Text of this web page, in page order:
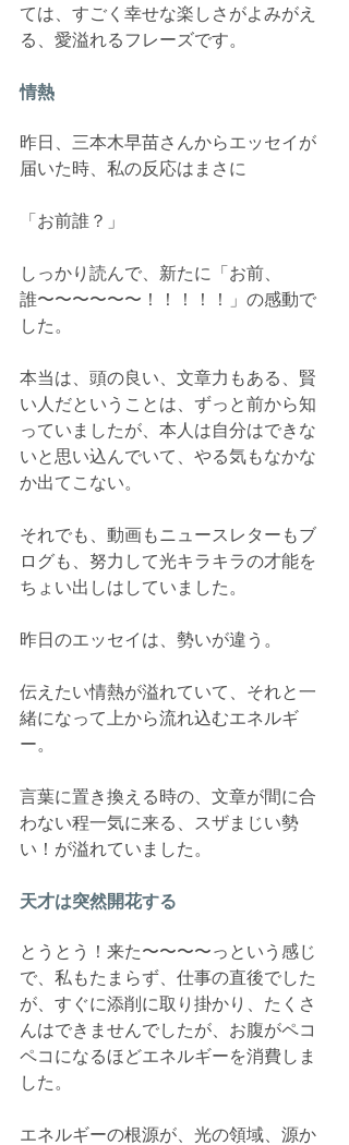
ては、すごく幸せな楽しさがよみがえ
る、愛溢れるフレーズです。
情熱
昨日、三本木早苗さんからエッセイが
届いた時、私の反応はまさに
「お前誰？」
しっかり読んで、新たに「お前、
誰〜〜〜〜〜〜！！！！！」の感動で
した。
本当は、頭の良い、文章力もある、賢
い人だということは、ずっと前から知
っていましたが、本人は自分はできな
いと思い込んでいて、やる気もなかな
か出てこない。
それでも、動画もニュースレターもブ
ログも、努力して光キラキラの才能を
ちょい出しはしていました。
昨日のエッセイは、勢いが違う。
伝えたい情熱が溢れていて、それと一
緒になって上から流れ込むエネルギ
ー。
言葉に置き換える時の、文章が間に合
わない程一気に来る、スザまじい勢
い！が溢れていました。
天才は突然開花する
とうとう！来た〜〜〜〜っという感じ
で、私もたまらず、仕事の直後でした
が、すぐに添削に取り掛かり、たくさ
んはできませんでしたが、お腹がペコ
ペコになるほどエネルギーを消費しま
した。
エネルギーの根源が、光の領域、源か